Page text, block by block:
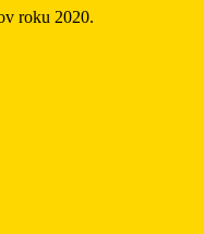
roku 2020.